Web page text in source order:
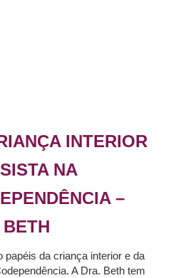
INTERIOR
NA
–
papéis da criança interior e da
A Dra. Beth tem